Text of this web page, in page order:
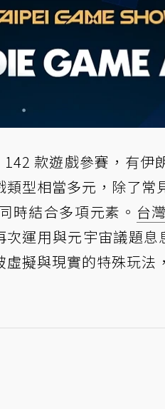
款遊戲參賽，有伊
型相當多元，除了常
時結合多項元素。 台灣
運用與元宇宙議題息
擬與現實的特殊玩法